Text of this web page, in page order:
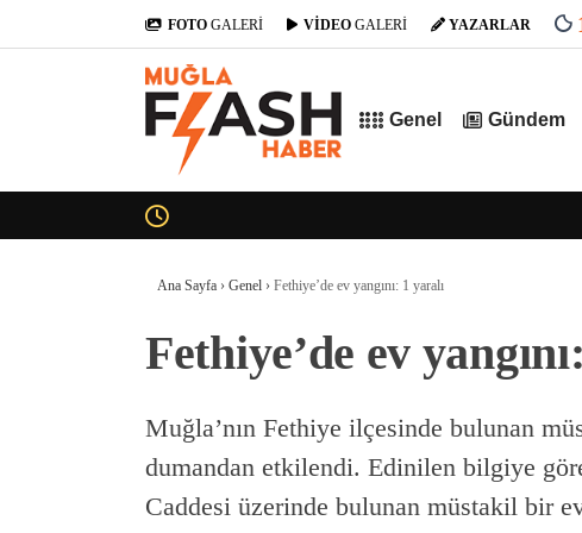
FOTO GALERİ VİDEO GALERİ YAZARLAR
Genel Gündem
Ana Sayfa › Genel › Fethiye’de ev yangını: 1 yaralı
Fethiye’de ev
Muğla’nın Fethiye ilçesinde bulunan
dumandan etkilendi. Edinilen bilgiye
Caddesi üzerinde bulunan müstakil bir